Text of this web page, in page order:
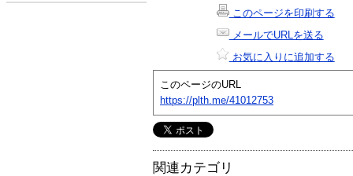
このページを印刷する
メールでURLを送る
お気に入りに追加する
このページのURL
https://plth.me/41012753
関連カテゴリ